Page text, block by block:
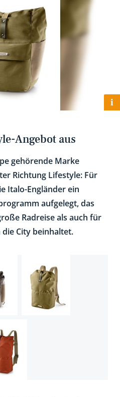
i
Angebot aus
gehörende Marke
Richtung Lifestyle: Für
Italo-Engländer ein
aufgelegt, das
Radreise als auch für
City beinhaltet.